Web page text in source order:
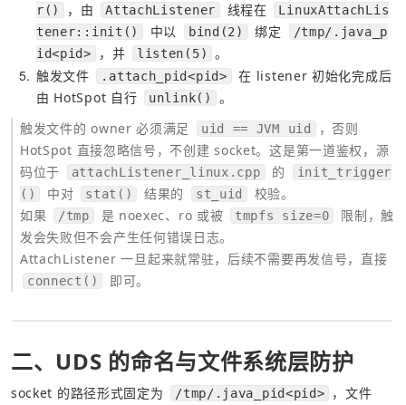
r()
，由 AttachListener 线程在
LinuxAttachLis
tener::init()
中以 bind(2) 绑定
/tmp/.java_p
id<pid>
，并 listen(5) 。
5 触发文件 .attach_pid<pid>
在 listener 初始化完成后
由 HotSpot 自行
unlink()
。
触发文件的 owner 必须满足
uid == JVM uid
，否则
HotSpot 直接忽略信号，不创建 socket。这是第一道鉴权，源
码位于
attachListener_linux.cpp 的
init_trigger
()
中对 stat() 结果的 st_uid
校验。
如果
/tmp 是 noexec、ro 或被 tmpfs size=0
限制，触
发会失败但不会产生任何错误日志。
AttachListener 一旦起来就常驻，后续不需要再发信号，直接
connect() 即可。
二、UDS 的命名与文件系统层防护
socket 的路径形式固定为 /tmp/.java_pid<pid>
，文件